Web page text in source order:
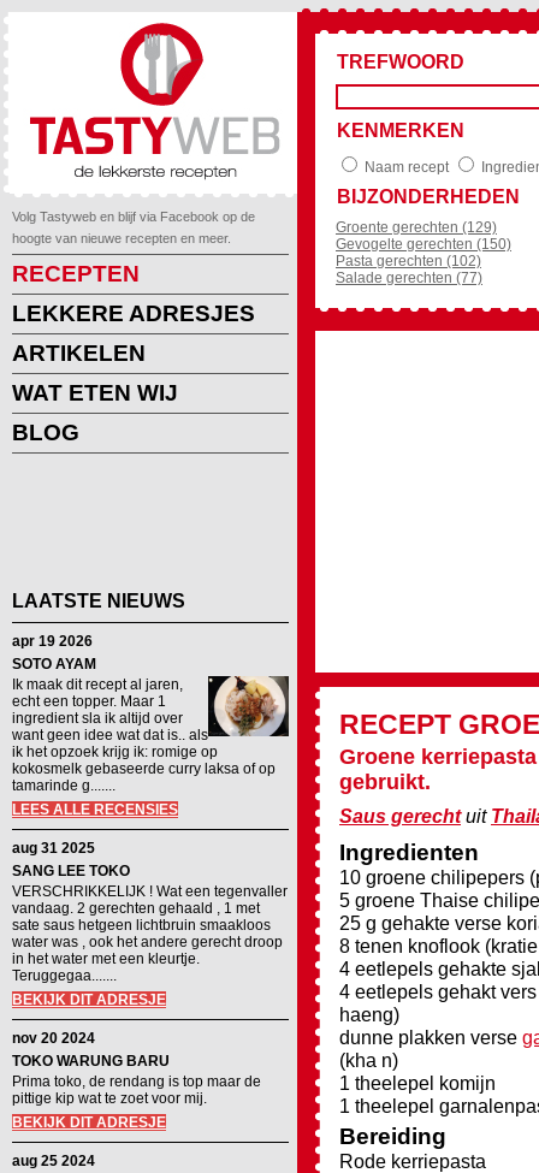
Volg Tastyweb en blijf via Facebook op de
hoogte van nieuwe recepten en meer.
RECEPTEN
LEKKERE ADRESJES
ARTIKELEN
WAT ETEN WIJ
BLOG
LAATSTE NIEUWS
apr 19 2026
SOTO AYAM
Ik maak dit recept al jaren,
echt een topper. Maar 1
ingredient sla ik altijd over
want geen idee wat dat is.. als
ik het opzoek krijg ik: romige op
kokosmelk gebaseerde curry laksa of op
tamarinde g.......
LEES ALLE RECENSIES
aug 31 2025
SANG LEE TOKO
VERSCHRIKKELIJK ! Wat een tegenvaller
vandaag. 2 gerechten gehaald , 1 met
sate saus hetgeen lichtbruin smaakloos
water was , ook het andere gerecht droop
in het water met een kleurtje.
Teruggegaa.......
BEKIJK DIT ADRESJE
nov 20 2024
TOKO WARUNG BARU
Prima toko, de rendang is top maar de
pittige kip wat te zoet voor mij.
BEKIJK DIT ADRESJE
aug 25 2024
TREFWOORD
KENMERKEN
Naam recept
BIJZONDERHEDEN
Groente gerechten (129)
Gevogelte gerechten (150)
Pasta gerechten (102)
Salade gerechten (77)
RECEPT
Groene
gebruikt.
Saus gerechtuit
Ingredienten
10 groene chilipepers
5 groene Thaise
25 g gehakte verse
8 tenen knoflook
4 eetlepels gehakte
4 eetlepels gehakt
haeng)
dunne plakken verse
(kha n)
1 theelepel komijn
1 theelepel
Bereiding
Rode kerriepasta